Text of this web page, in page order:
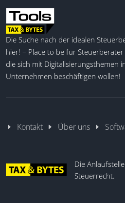
Die Suche nach der idealen
hier! – Place to be für
die sich mit Digitalisierungsthemen
Unternehmen beschäftigen wollen!
Kontakt Über uns
Die
Steuerrecht.